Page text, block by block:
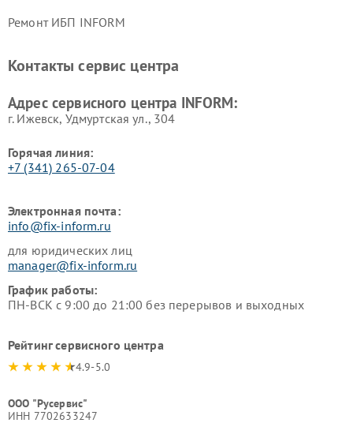
Ремонт ИБП INFORM
Контакты сервис центра
Адрес сервисного центра INFORM:
г. Ижевск, Удмуртская ул., 304
Горячая линия:
+7 (341) 265-07-04
Электронная почта:
info@fix-inform.ru
для юридических лиц
manager@fix-inform.ru
График работы:
ПН-ВСК с 9:00 до 21:00 без перерывов и выходных
Рейтинг сервисного центра
4.9-5.0
ООО "Русервис"
ИНН 7702633247